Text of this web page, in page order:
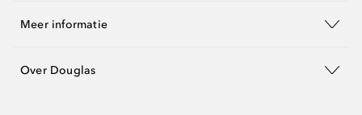
Meer informatie
Over Douglas